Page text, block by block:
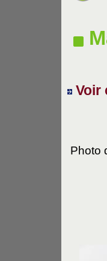
Voir
Photo